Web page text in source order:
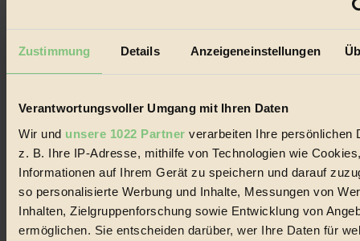
Zustimmung Details Anzeigeneinstellungen
Verantwortungsvoller Umgang mit Ihren Daten
Wir und unsere 1022 Partner verarbeiten Ihre persönlichen
z. B. Ihre IP-Adresse, mithilfe von Technologien wie
Informationen auf Ihrem Gerät zu speichern und darauf
so personalisierte Werbung und Inhalte, Messungen von
Inhalten, Zielgruppenforschung sowie Entwicklung von
ermöglichen. Sie entscheiden darüber, wer Ihre Daten für
Impressum & Disclaimer
Datenschutz
Mediadaten
Biorama steht für einen nachhaltigen Lebensstil und bewussten
Lebenswandel. Es ist eine moderne Plattform für Ideen, Menschen
und Produkte, ein Leitfaden im schnell wachsenden Markt des
Handels mit Bioprodukten, des Fair-Trade sowie der Branche
alternativer Energien.